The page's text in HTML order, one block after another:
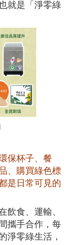
就是「淨零綠
保杯子、餐
、購買綠色標
是日常可見的
飲食、運輸、
攜手合作，每
淨零綠生活，